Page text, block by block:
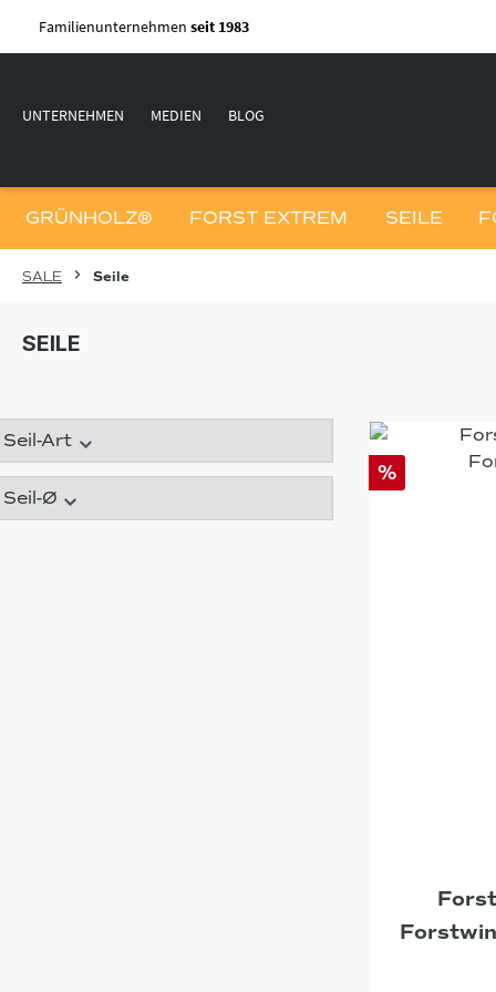
Hauptinhalt springen
Zur Suche springen
Zur Hauptnavigation springen
Familienunternehmen seit 1983
UNTERNEHMEN MEDIEN BLOG
GRÜNHOLZ® FORST EXTREM SEILE
SALE Seile
SEILE
Seil-Art
Seil-Ø
%